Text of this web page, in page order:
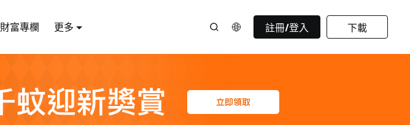
財富專欄 更多 註冊/登入 下載